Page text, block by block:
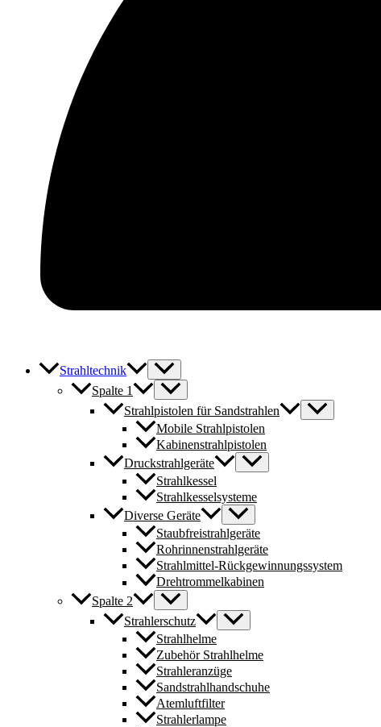
Strahltechnik
Spalte 1
Strahlpistolen für Sandstrahlen
Mobile Strahlpistolen
Kabinenstrahlpistolen
Druckstrahlgeräte
Strahlkessel
Strahlkesselsysteme
Diverse Geräte
Staubfreistrahlgeräte
Rohrinnenstrahlgeräte
Strahlmittel-Rückgewinnungssystem
Drehtrommelkabinen
Spalte 2
Strahlerschutz
Strahlhelme
Zubehör Strahlhelme
Strahleranzüge
Sandstrahlhandschuhe
Atemluftfilter
Strahlerlampe